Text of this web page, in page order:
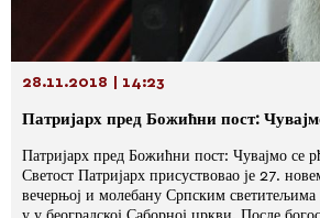
28.11.2018 | 14:23
Патријарх пред Божићни пост:
Патријарх пред Божићни пост: Чувајмо се
Светост Патријарх присуствовао је 27.
вечерњој и молебану Српским светитељима